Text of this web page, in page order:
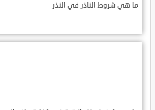
ما هي شروط الناذر في النذر